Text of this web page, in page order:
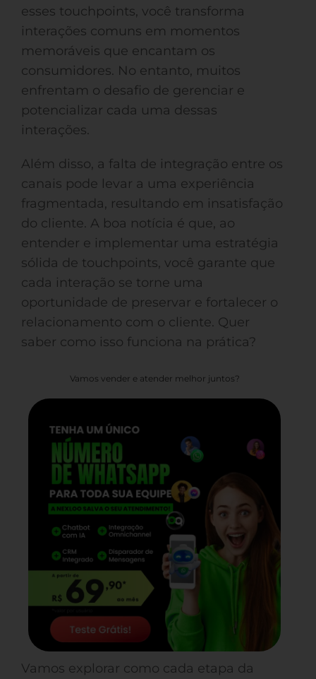
esses touchpoints, você transforma
interações comuns em momentos
memoráveis que encantam os
consumidores. No entanto, muitos
enfrentam o desafio de gerenciar e
potencializar cada uma dessas
interações.
Além disso, a falta de integração entre os
canais pode levar a uma experiência
fragmentada, resultando em insatisfação
do cliente. A boa notícia é que, ao
entender e implementar uma estratégia
sólida de touchpoints, você garante que
cada interação se torne uma
oportunidade de preservar e fortalecer o
relacionamento com o cliente. Quer
saber como isso funciona na prática?
Vamos vender e atender melhor juntos?
Vamos explorar como cada etapa da